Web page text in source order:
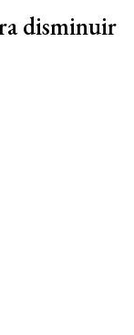
disminuir